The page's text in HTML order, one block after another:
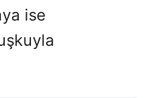
ise